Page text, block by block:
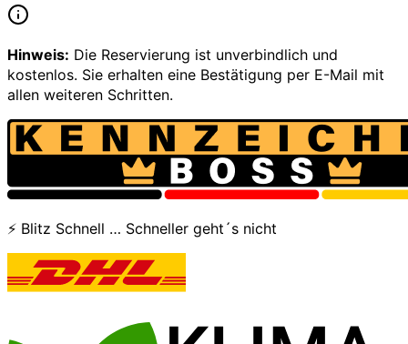
Hinweis: Die Reservierung ist unverbindlich und
kostenlos. Sie erhalten eine Bestätigung per E-Mail mit
allen weiteren Schritten.
⚡ Blitz Schnell … Schneller geht´s nicht